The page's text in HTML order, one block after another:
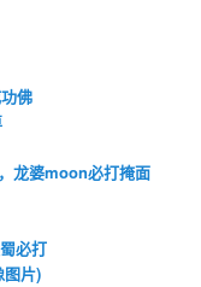
佛
龙婆moon必打掩面
必打
图片)